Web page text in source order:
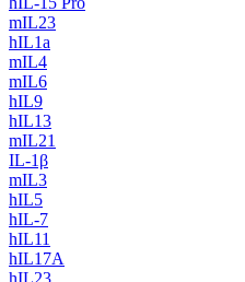
mIL23
hIL1a
mIL4
mIL6
hIL9
hIL13
mIL21
IL-1β
mIL3
hIL5
hIL-7
hIL11
hIL17A
hIL23